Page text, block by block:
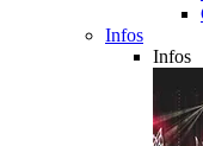
Infos
Infos